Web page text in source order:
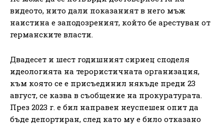
видеото, нито дали показаният в него мъж
наистина е заподозреният, който бе арестуван от
германските власти.
Двадесет и шест годишният сириец споделя
идеологията на терористичната организация,
към която се е присъединил някъде преди 23
август, се казва в съобщение на прокуратурата.
През 2023 г. е бил направен неуспешен опит да
бъде депортиран, след като му е било отказано